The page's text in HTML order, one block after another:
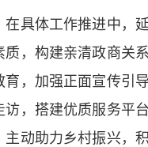
体工作推进中，延
质，构建亲清政商关
育，加强正面宣传引
访，搭建优质服务平
主动助力乡村振兴，